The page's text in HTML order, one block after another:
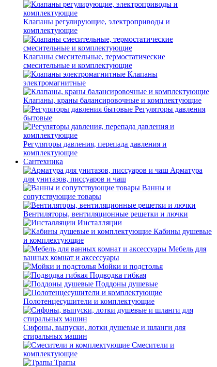
Клапаны регулирующие, электроприводы и
комплектующие
Клапаны смесительные, термостатические
смесительные и комплектующие
Клапаны
электромагнитные
Клапаны, краны балансировочные и комплектующие
Регуляторы давления
бытовые
Регуляторы давления, перепада давления и
комплектующие
Сантехника
Арматура
для унитазов, писсуаров и чаш
Ванны и
сопутствующие товары
Вентиляторы, вентиляционные решетки и лючки
Инсталляции
Кабины душевые
и комплектующие
Мебель для
ванных комнат и аксессуары
Мойки и подстолья
Подводка гибкая
Поддоны душевые
Полотенцесушители и комплектующие
Сифоны, выпуски, лотки душевые и шланги для
стиральных машин
Смесители и
комплектующие
Трапы